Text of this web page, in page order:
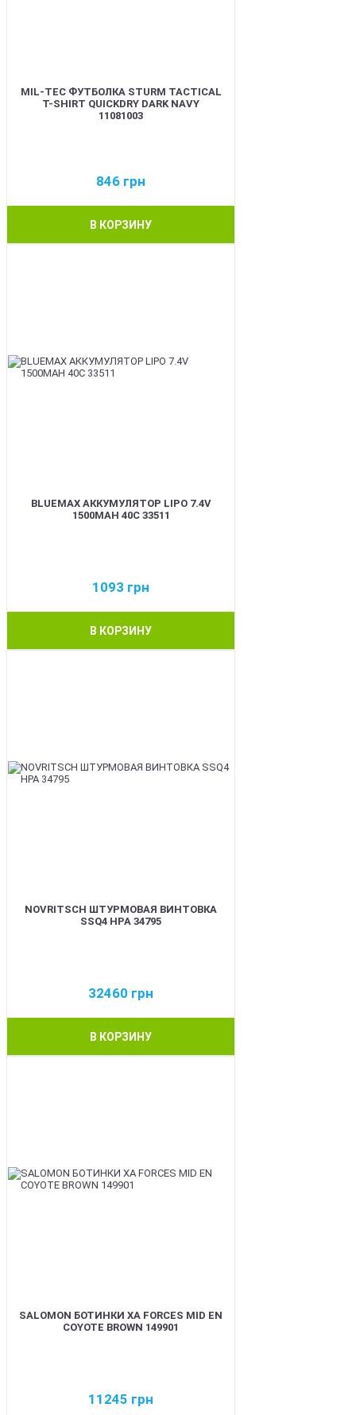
MIL-TEC ФУТБОЛКА STURM TACTICAL
T-SHIRT QUICKDRY DARK NAVY
11081003
846 грн
В КОРЗИНУ
BLUEMAX АККУМУЛЯТОР LIPO 7.4V
1500MAH 40C 33511
1093 грн
В КОРЗИНУ
NOVRITSCH ШТУРМОВАЯ ВИНТОВКА
SSQ4 HPA 34795
32460 грн
В КОРЗИНУ
SALOMON БОТИНКИ XA FORCES MID EN
COYOTE BROWN 149901
11245 грн